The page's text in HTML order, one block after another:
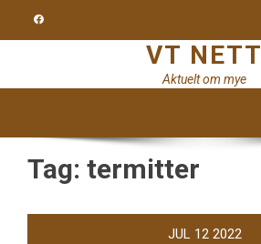
VT NETT
Aktuelt om mye
Tag: termitter
JUL 12 2022